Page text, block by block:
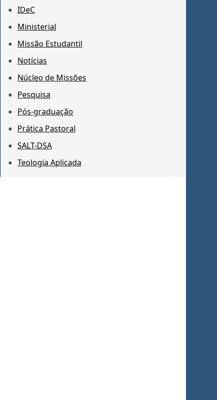
IDeC
Ministerial
Missão Estudantil
Notícias
Núcleo de Missões
Pesquisa
Pós-graduação
Prática Pastoral
SALT-DSA
Teologia Aplicada